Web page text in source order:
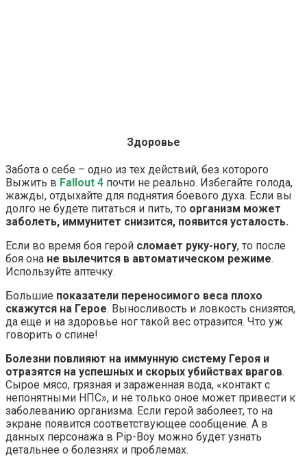
Здоровье
Забота о себе – одно из тех действий, без которого
Выжить в Fallout 4 почти не реально. Избегайте голода,
жажды, отдыхайте для поднятия боевого духа. Если вы
долго не будете питаться и пить, то организм может
заболеть, иммунитет снизится, появится усталость.
Если во время боя герой сломает руку-ногу, то после
боя она не вылечится в автоматическом режиме.
Используйте аптечку.
Большие показатели переносимого веса плохо
скажутся на Герое. Выносливость и ловкость снизятся,
да еще и на здоровье ног такой вес отразится. Что уж
говорить о спине!
Болезни повлияют на иммунную систему Героя и
отразятся на успешных и скорых убийствах врагов.
Сырое мясо, грязная и зараженная вода, «контакт с
непонятными НПС», и не только оное может привести к
заболеванию организма. Если герой заболеет, то на
экране появится соответствующее сообщение. А в
данных персонажа в Pip-Boy можно будет узнать
детальнее о болезнях и проблемах.